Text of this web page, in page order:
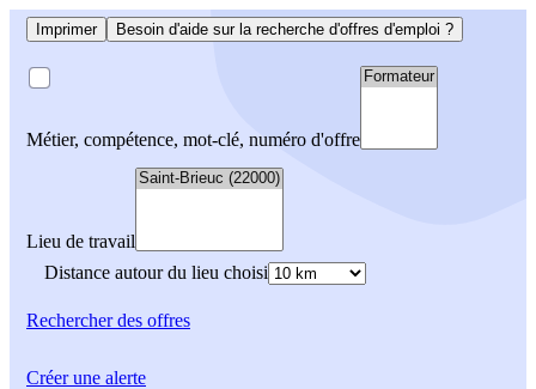
Imprimer Besoin d'aide sur la recherche d'offres d'emploi ?
Métier, compétence, mot-clé, numéro d'offre
Lieu de travail
Distance autour du lieu choisi
Rechercherdes offres
Créer une alerte